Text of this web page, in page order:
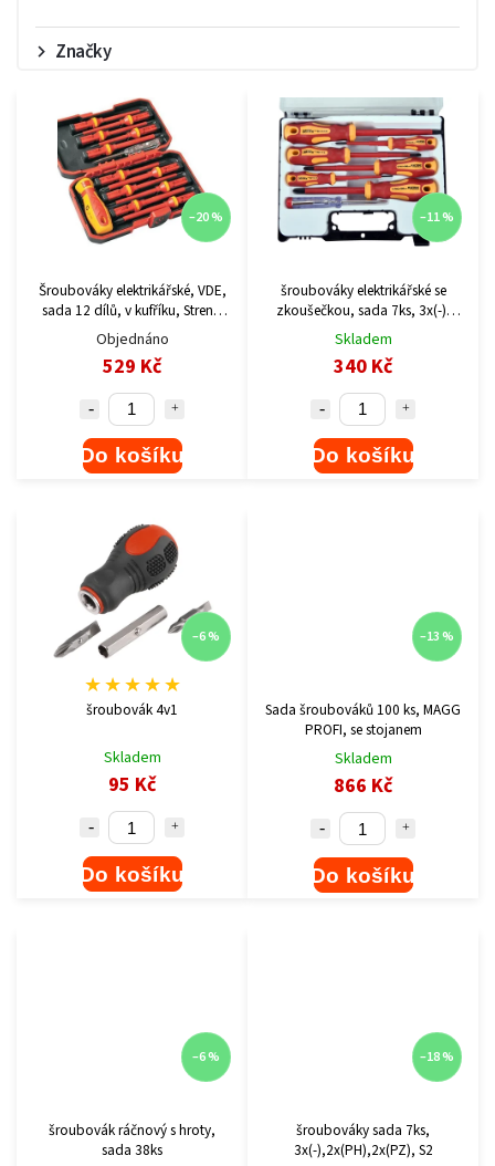
Značky
–20 %
Šroubováky elektrikářské, VDE,
sada 12 dílů, v kufříku, Strend
Pro 239562
Objednáno
529 Kč
Do košíku
–11 %
šroubováky elektrikářské se
zkoušečkou, sada 7ks, 3x(-),
3x(PH), CrV
Skladem
340 Kč
Do košíku
–6 %
šroubovák 4v1
★ ★ ★ ★ ★
Skladem
95 Kč
Do košíku
–13 %
Sada šroubováků 100 ks, MAGG
PROFI, se stojanem
Skladem
866 Kč
Do košíku
–6 %
šroubovák ráčnový s hroty,
sada 38ks
–18 %
šroubováky sada 7ks,
3x(-),2x(PH),2x(PZ), S2